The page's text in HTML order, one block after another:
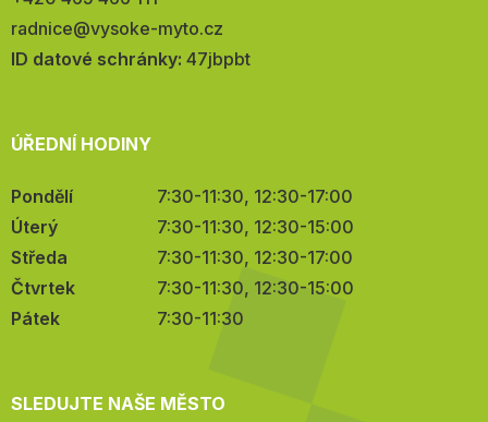
E-
mail:
radnice@vysoke-myto.cz
ID datové schránky: 47jbpbt
ÚŘEDNÍ HODINY
Pondělí
7:30-11:30, 12:30-17:00
Úterý
7:30-11:30, 12:30-15:00
Středa
7:30-11:30, 12:30-17:00
Čtvrtek
7:30-11:30, 12:30-15:00
Pátek
7:30-11:30
SLEDUJTE NAŠE MĚSTO